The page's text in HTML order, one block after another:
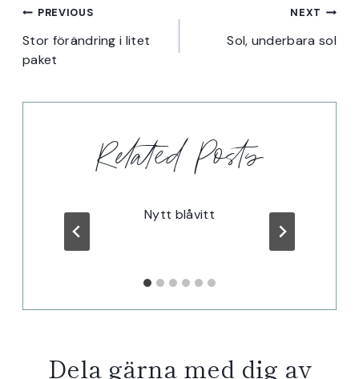
Inläggsnavigering
PREVIOUS
Stor förändring i litet
paket
NEXT
Sol, underbara sol
Related Posts
Nytt blåvitt
Dela gärna med dig av